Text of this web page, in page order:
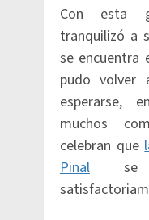
Con esta
tranquilizó a
se encuentra
pudo
esperarse,
muchos
celebran que
Pinal se